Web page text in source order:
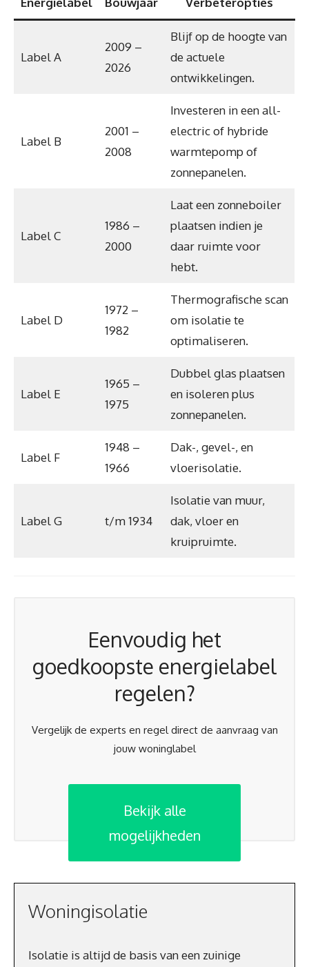
Label A
2009 –
2026
Blijf op de hoogte van
de actuele
ontwikkelingen.
Label B
2001 –
2008
Investeren in een all-
electric of hybride
warmtepomp of
zonnepanelen.
Label C
1986 –
2000
Laat een zonneboiler
plaatsen indien je
daar ruimte voor
hebt.
Label D
1972 –
1982
Thermografische scan
om isolatie te
optimaliseren.
Label E
1965 –
1975
Dubbel glas plaatsen
en isoleren plus
zonnepanelen.
Label F
1948 –
1966
Dak-, gevel-, en
vloerisolatie.
Label G t/m 1934
Isolatie van muur,
dak, vloer en
kruipruimte.
Eenvoudig het
goedkoopste energielabel
regelen?
Vergelijk de experts en regel direct de aanvraag van
jouw woninglabel
Bekijk alle
mogelijkheden
Woningisolatie
Isolatie is altijd de basis van een zuinige